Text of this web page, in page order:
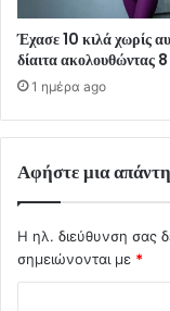
Έχασε 10 κιλά χωρίς
δίαιτα ακολουθώντας 8
1 ημέρα ago
Αφήστε μια
Η ηλ. διεύθυνση σας
σημειώνονται με *